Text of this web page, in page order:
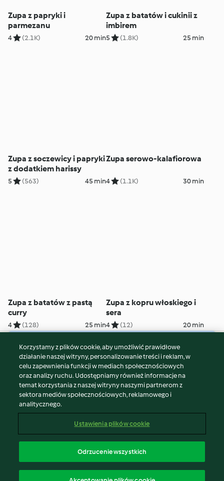
Zupa z papryki i
parmezanu
4 (2.1K) 20 min
Zupa z batatów i cukinii z
imbirem
5 (1.8K) 25 min
Zupa z soczewicy i papryki
z dodatkiem harissy
5 (563) 45 min
Zupa serowo-kalafiorowa
4 (1.1K) 30 min
Zupa z batatów z pastą
curry
4 (128) 25 min
Zupa z kopru włoskiego i
sera
4 (12) 20 min
© Copyright 2026
Warunki korzystania
Polityka prywatności
Disclaimer
Znak wydawcy
Zgłoś treść
Oświadczenie o dostępności
Korzystamy z plików cookie, aby umożliwić prawidłowe
działanie naszej witryny, personalizowanie treści i reklam, w
celu zapewnienia funkcji w mediach społecznościowych
oraz analizy ruchu. Udostępniamy również informacje na
temat korzystania z naszej witryny naszymi partnerom z
sektora mediów społecznościowych, reklamowego i
analitycznego.
Ustawienia plików cookie
Odrzucenie wszystkich